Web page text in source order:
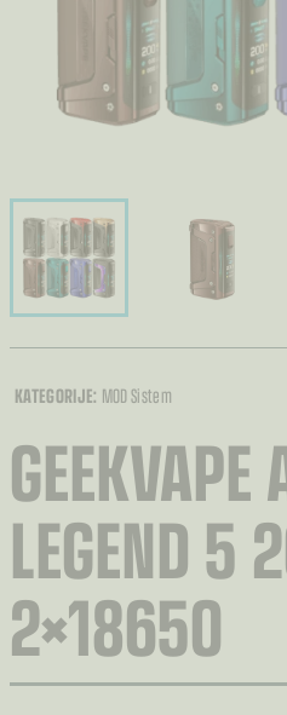
KATEGORIJE: MOD Sistem
GEEKVAPE
LEGEND 5
2×18650